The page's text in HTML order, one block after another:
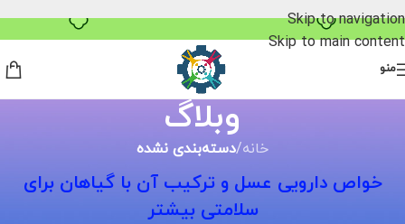
خرید قسطی با ترب‌پی
Skip to navigation
Skip to main content
منو
وبلاگ
خانه/دسته‌بندی نشده
خواص دارویی عسل و ترکیب آن با گیاهان برای
سلامتی بیشتر